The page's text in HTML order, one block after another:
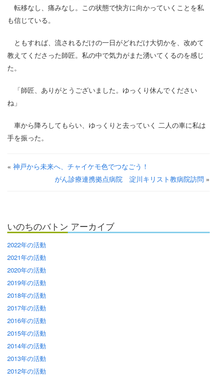
転移なし、痛みなし。この状態で快方に向かっていくことを私
も信じている。
ともすれば、流されるだけの一日がどれだけ大切かを、改めて
教えてくださった師匠。私の中で気力がまた湧いてくるのを感じ
た。
「師匠、ありがとうございました。ゆっくり休んでください
ね」
車から降ろしてもらい、ゆっくりと去っていく 二人の車に私は
手を振った。
« 神戸から未来へ、チャイケモ色でつなごう！
がん診療連携拠点病院 淀川キリスト教病院訪問 »
いのちのバトン アーカイブ
2022年の活動
2021年の活動
2020年の活動
2019年の活動
2018年の活動
2017年の活動
2016年の活動
2015年の活動
2014年の活動
2013年の活動
2012年の活動